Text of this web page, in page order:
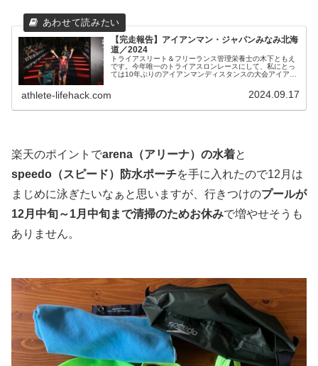
【完走報告】アイアンマン・ジャパンみなみ北海
道／2024
トライアスリート＆フリーランス管理栄養士の木下ともえ
です。今年唯一のトライアスロンレースにして、私にとっ
ては10年ぶりのアイアンマンディスタンスの大会アイアン
athlete-lifehack.com 2024.09.17
楽天のポイントでarena（アリーナ）の水着と
speedo（スピード）防水ポーチを手に入れたので12月は
まじめに泳ぎたいなぁと思いますが、行きつけのプールが
12月中旬～1月中旬まで清掃のためお休みで増やせそうも
ありません。